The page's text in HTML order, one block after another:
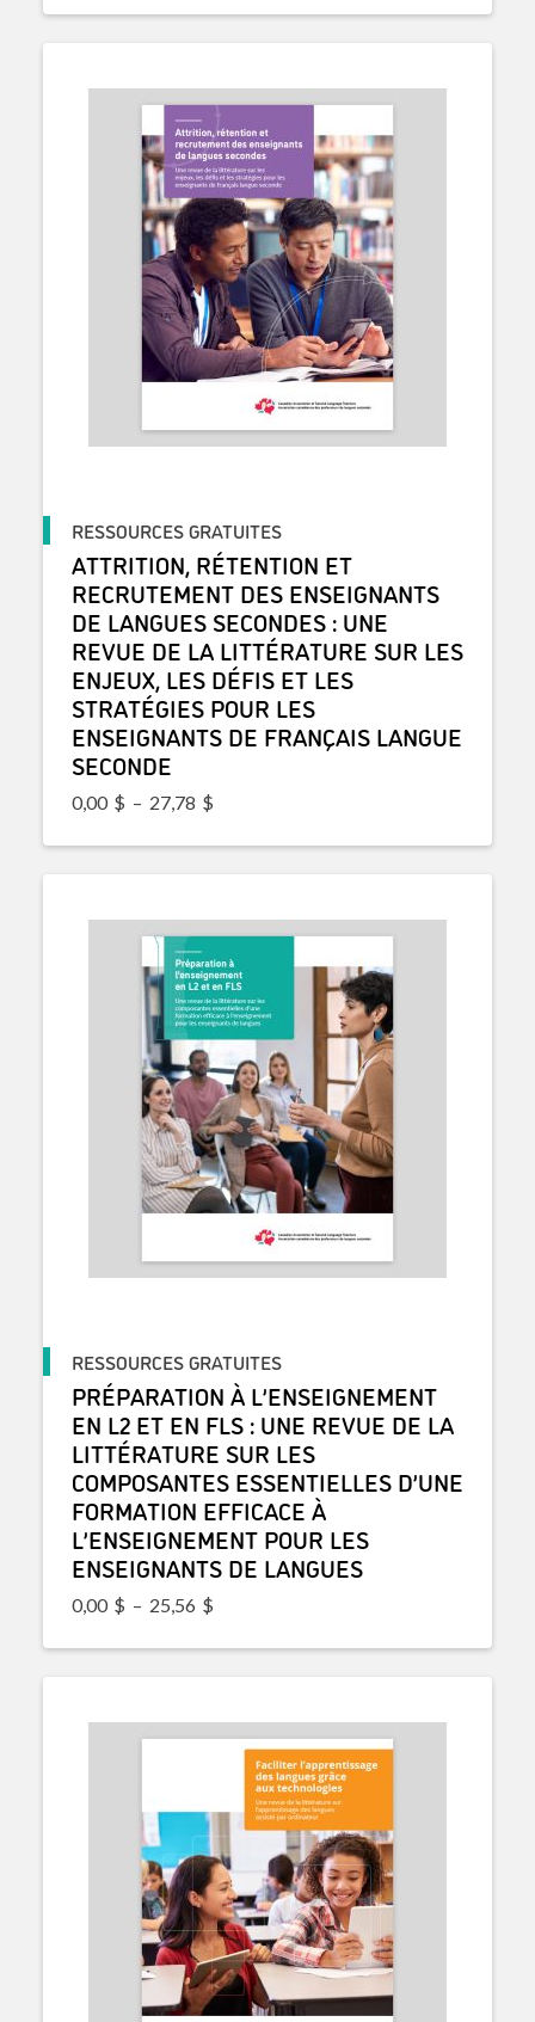
RESSOURCES GRATUITES
ATTRITION, RÉTENTION ET
RECRUTEMENT DES ENSEIGNANTS
DE LANGUES SECONDES : UNE
REVUE DE LA LITTÉRATURE SUR LES
ENJEUX, LES DÉFIS ET LES
STRATÉGIES POUR LES
ENSEIGNANTS DE FRANÇAIS LANGUE
SECONDE
0,00 $ – 27,78 $
RESSOURCES GRATUITES
PRÉPARATION À L’ENSEIGNEMENT
EN L2 ET EN FLS : UNE REVUE DE LA
LITTÉRATURE SUR LES
COMPOSANTES ESSENTIELLES D’UNE
FORMATION EFFICACE À
L’ENSEIGNEMENT POUR LES
ENSEIGNANTS DE LANGUES
0,00 $ – 25,56 $